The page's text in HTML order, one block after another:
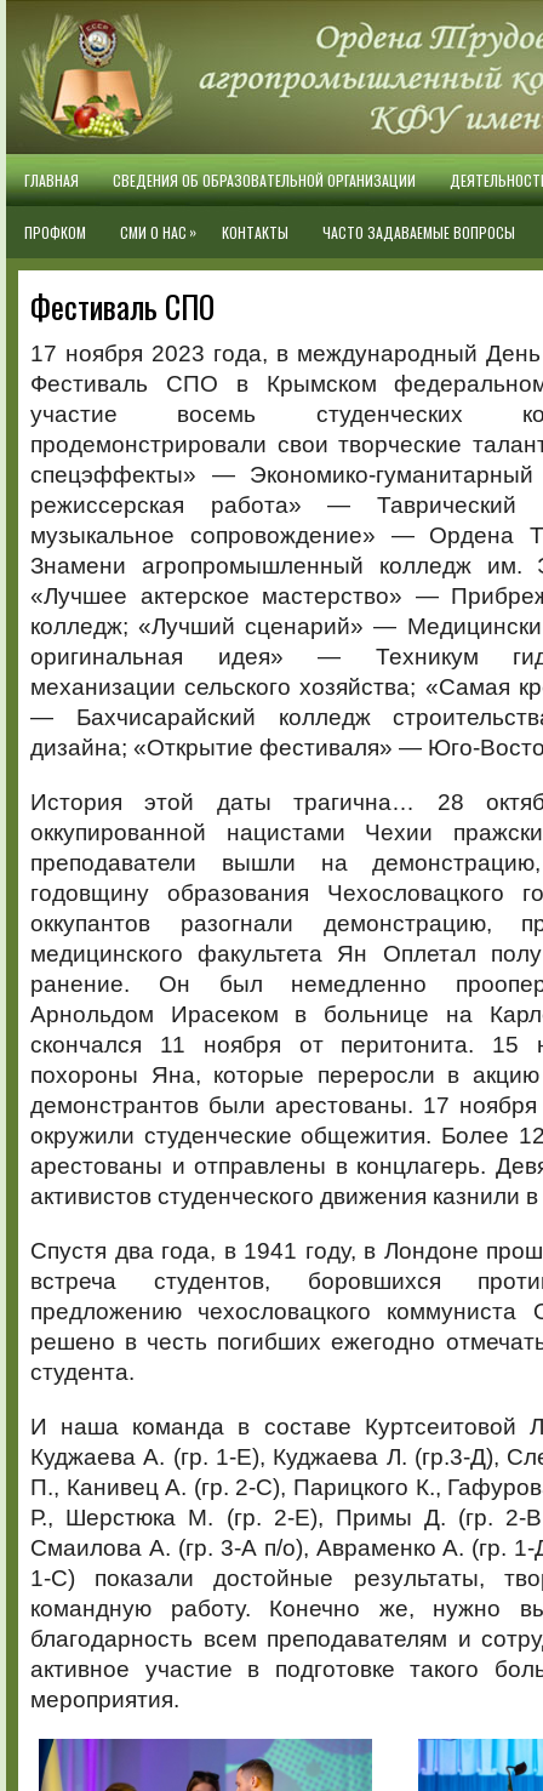
ГЛАВНАЯ СВЕДЕНИЯ ОБ ОБРАЗОВАТЕЛЬНОЙ ОРГАНИЗАЦИИ
ПРОФКОМ СМИ О НАС » КОНТАКТЫ ЧАСТО ЗАДАВАЕМЫЕ ВОПРОСЫ
Фестиваль СПО
17 ноября 2023 года, в международный
Фестиваль СПО в Крымском
участие восемь студенческих
продемонстрировали свои творческие
спецэффекты» — Экономико-
режиссерская работа» — Таврический
музыкальное сопровождение» — Ордена
Знамени агропромышленный колледж им.
«Лучшее актерское мастерство» —
колледж; «Лучший сценарий» —
оригинальная идея» — Техникум
механизации сельского хозяйства; «Самая
— Бахчисарайский колледж
дизайна; «Открытие фестиваля» — Юго-
История этой даты трагична… 28
оккупированной нацистами Чехии
преподаватели вышли на
годовщину образования Чехословацкого
оккупантов разогнали демонстрацию,
медицинского факультета Ян Оплетал
ранение. Он был немедленно
Арнольдом Ирасеком в больнице на
скончался 11 ноября от перитонита. 15
похороны Яна, которые переросли в акцию
демонстрантов были арестованы. 17
окружили студенческие общежития. Более
арестованы и отправлены в концлагерь.
активистов студенческого движения казнили
Спустя два года, в 1941 году, в Лондоне
встреча студентов, боровшихся
предложению чехословацкого
решено в честь погибших ежегодно
студента.
И наша команда в составе Куртсеитовой
Куджаева А. (гр. 1-Е), Куджаева Л. (гр.3-Д),
П., Канивец А. (гр. 2-С), Парицкого К.,
Р., Шерстюка М. (гр. 2-Е), Примы Д. (гр. 2-
Смаилова А. (гр. 3-А п/о), Авраменко А. (гр. 1-
1-С) показали достойные результаты,
командную работу. Конечно же, нужно
благодарность всем преподавателям и
активное участие в подготовке такого
мероприятия.